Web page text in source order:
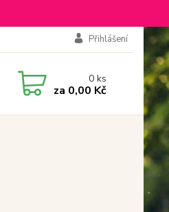
Přihlášení
0ks
za 0,00 Kč